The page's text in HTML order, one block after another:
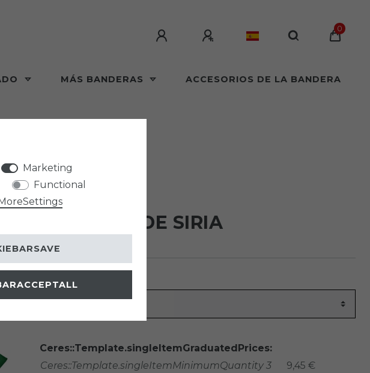
0
MÁS BANDERAS ACCESORIOS DE LA BANDERA
PHENO FLAGS
BANDERA DE SIRIA
Item number
Ceres::Template.singleItemGraduatedPrices:
Ceres::Template.singleItemMinimumQuantity 3
9,45 €
Marketing
Functional